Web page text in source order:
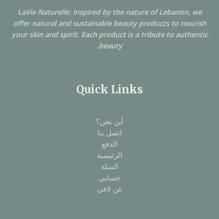
LaVie Naturelle: Inspired by the nature of Lebanon, we
offer natural and sustainable beauty products to nourish
your skin and spirit. Each product is a tribute to authentic
beauty.
Quick Links
أين نحن؟
اتصل بنا
الدفع
الرئيسية
السلة
حسابي
عن لافي